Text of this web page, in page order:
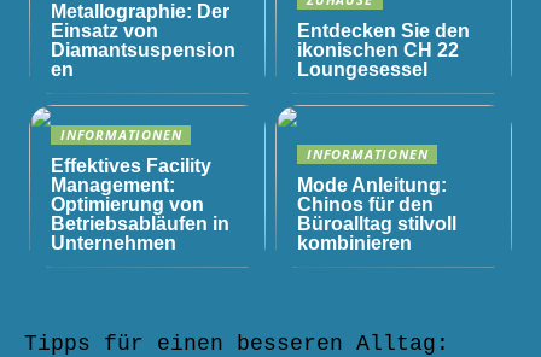
Metallographie: Der
Einsatz von
Diamantsuspension
en
Entdecken Sie den
ikonischen CH 22
Loungesessel
INFORMATIONEN
Effektives Facility
Management:
Optimierung von
Betriebsabläufen in
Unternehmen
INFORMATIONEN
Mode Anleitung:
Chinos für den
Büroalltag stilvoll
kombinieren
Tipps für einen besseren Alltag: